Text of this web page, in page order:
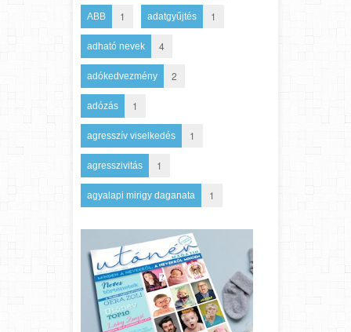
ABB 1 adatgyűjtés 1
adható nevek 4
adókedvezmény 2
adózás 1
agresszív viselkedés 1
agresszivitás 1
agyalapi mirigy daganata 1